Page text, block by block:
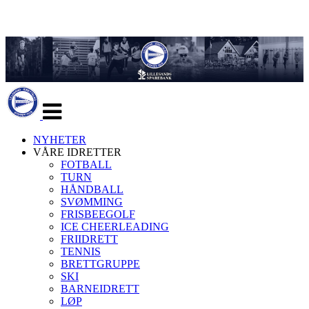
navigasjon
NYHETER
VÅRE IDRETTER
FOTBALL
TURN
HÅNDBALL
SVØMMING
FRISBEEGOLF
ICE CHEERLEADING
FRIIDRETT
TENNIS
BRETTGRUPPE
SKI
BARNEIDRETT
LØP